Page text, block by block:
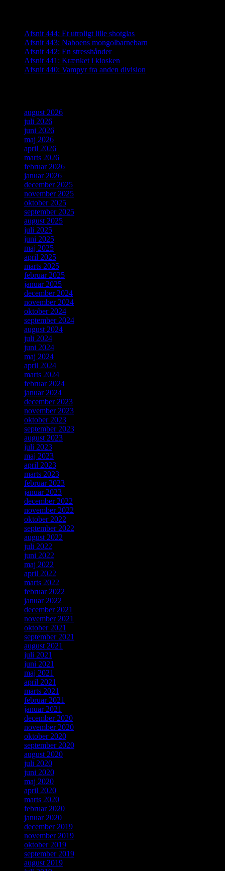
Afsnit 444: Et utroligt lille shotglas
Afsnit 443: Naboens mongolbarnebarn
Afsnit 442: En stresshånder
Afsnit 441: Krænket i kiosken
Afsnit 440: Vampyr fra anden division
august 2026
juli 2026
juni 2026
maj 2026
april 2026
marts 2026
februar 2026
januar 2026
december 2025
november 2025
oktober 2025
september 2025
august 2025
juli 2025
juni 2025
maj 2025
april 2025
marts 2025
februar 2025
januar 2025
december 2024
november 2024
oktober 2024
september 2024
august 2024
juli 2024
juni 2024
maj 2024
april 2024
marts 2024
februar 2024
januar 2024
december 2023
november 2023
oktober 2023
september 2023
august 2023
juli 2023
maj 2023
april 2023
marts 2023
februar 2023
januar 2023
december 2022
november 2022
oktober 2022
september 2022
august 2022
juli 2022
juni 2022
maj 2022
april 2022
marts 2022
februar 2022
januar 2022
december 2021
november 2021
oktober 2021
september 2021
august 2021
juli 2021
juni 2021
maj 2021
april 2021
marts 2021
februar 2021
januar 2021
december 2020
november 2020
oktober 2020
september 2020
august 2020
juli 2020
juni 2020
maj 2020
april 2020
marts 2020
februar 2020
januar 2020
december 2019
november 2019
oktober 2019
september 2019
august 2019